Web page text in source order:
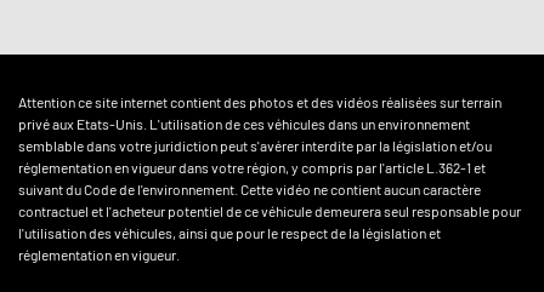
Attention ce site internet contient des photos et des vidéos réalisées sur terrain
privé aux Etats-Unis. L'utilisation de ces véhicules dans un environnement
semblable dans votre juridiction peut s'avérer interdite par la législation et/ou
réglementation en vigueur dans votre région, y compris par l'article L.362-1 et
suivant du Code de l'environnement. Cette vidéo ne contient aucun caractère
contractuel et l'acheteur potentiel de ce véhicule demeurera seul responsable pour
l'utilisation des véhicules, ainsi que pour le respect de la législation et
réglementation en vigueur.